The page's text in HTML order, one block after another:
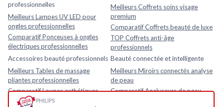
PHILIPS
professionnelles
Meilleurs Lampes UV LED pour
ongles professionnelles
Comparatif Ponceuses à ongles
électriques professionnelles
Meilleurs Coffrets soins visage
premium
Comparatif Coffrets beauté de luxe
TOP Coffrets anti-âge
professionnels
Accessoires beauté professionnels
Meilleurs Tables de massage
pliantes professionnelles
Comparatif Loupes esthétiques
avec lampe LED
Beauté connectée et intelligente
Meilleurs Miroirs connectés analyse
de peau
Comparatif Analyseurs de peau